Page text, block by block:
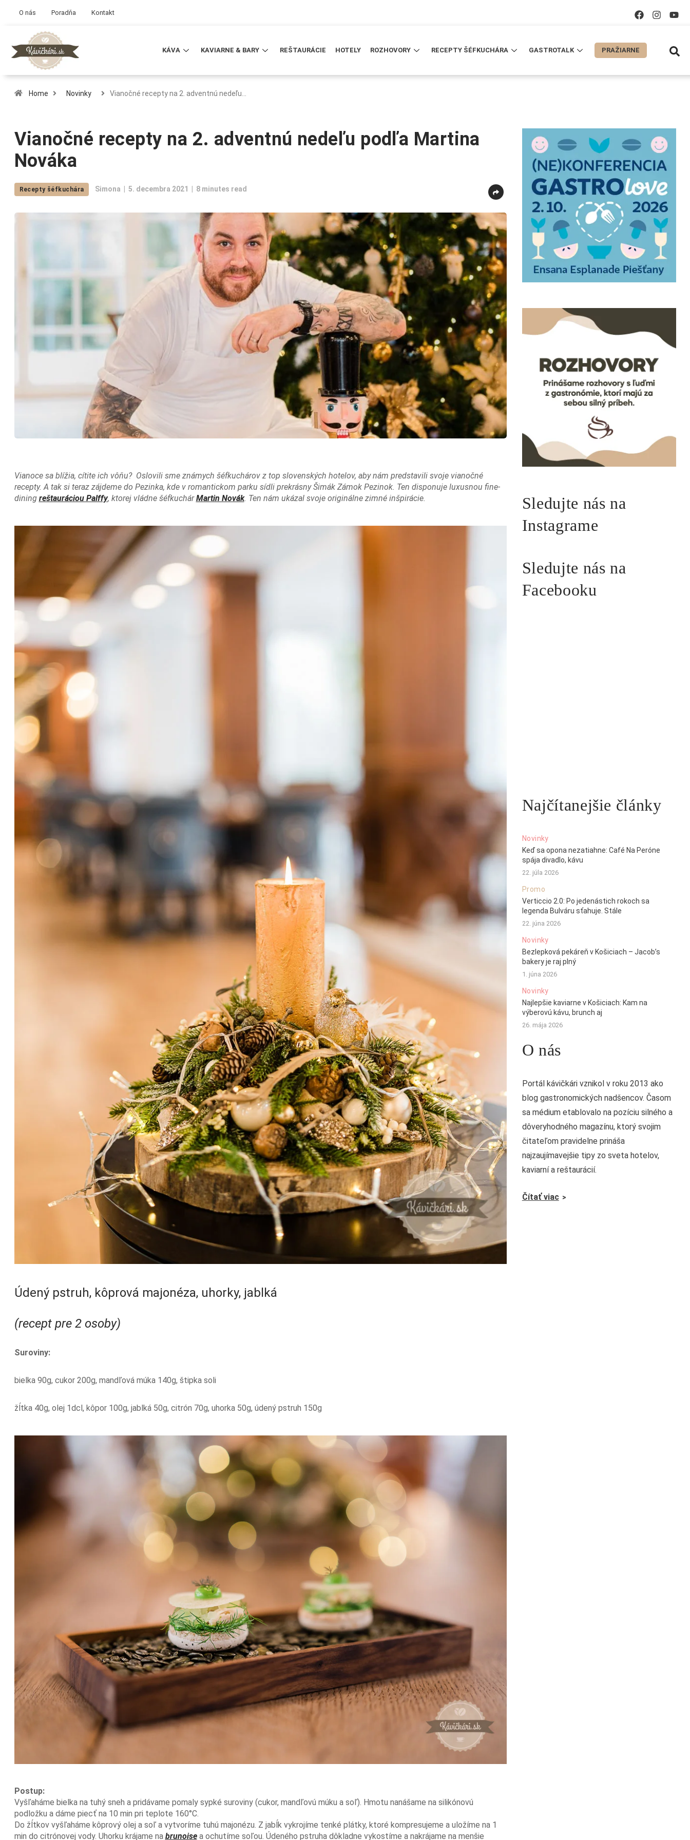
O nás Poradňa Kontakt
KÁVA KAVIARNE & BARY REŠTAURÁCIE HOTELY ROZHOVORY RECEPTY ŠÉFKUCHÁRA GASTROTALK PRAŽIARNE
Home Novinky Vianočné recepty na 2. adventnú nedeľu…
Vianočné recepty na 2. adventnú nedeľu podľa Martina
Nováka
Recepty šéfkuchára Simona 5. decembra 2021 8 minutes read
Vianoce sa blížia, cítite ich vôňu? Oslovili sme známych šéfkuchárov z top slovenských hotelov, aby nám predstavili svoje vianočné
recepty. A tak si teraz zájdeme do Pezinka, kde v romantickom parku sídli prekrásny Šimák Zámok Pezinok. Ten disponuje luxusnou fine-
dining reštauráciou Palffy, ktorej vládne šéfkuchárMartin Novák. Ten nám ukázal svoje originálne zimné inšpirácie.
Údený pstruh, kôprová majonéza, uhorky, jablká
(recept pre 2 osoby)
Suroviny:
bielka 90g, cukor 200g, mandľová múka 140g, štipka soli
žĺtka 40g, olej 1dcl, kôpor 100g, jablká 50g, citrón 70g, uhorka 50g, údený pstruh 150g
Postup:
Vyšľaháme bielka na tuhý sneh a pridávame pomaly sypké suroviny (cukor, mandľovú múku a soľ). Hmotu nanášame na silikónovú
podložku a dáme piecť na 10 min pri teplote 160°C.
Do žĺtkov vyšľaháme kôprový olej a soľ a vytvoríme tuhú majonézu. Z jabĺk vykrojíme tenké plátky, ktoré kompresujeme a uložíme na 1
min do citrónovej vody. Uhorku krájame na brunoisea ochutíme soľou. Údeného pstruha dôkladne vykostíme a nakrájame na menšie
Sledujte nás na
Instagrame
Sledujte nás na
Facebooku
Najčítanejšie články
Novinky
Keď sa opona nezatiahne: Café Na Peróne
spája divadlo, kávu
22. júla 2026
Promo
Verticcio 2.0: Po jedenástich rokoch sa
legenda Bulváru sťahuje. Stále
22. júna 2026
Novinky
Bezlepková pekáreň v Košiciach – Jacob’s
bakery je raj plný
1. júna 2026
Novinky
Najlepšie kaviarne v Košiciach: Kam na
výberovú kávu, brunch aj
26. mája 2026
O nás
Portál kávičkári vznikol v roku 2013 ako
blog gastronomických nadšencov. Časom
sa médium etablovalo na pozíciu silného a
dôveryhodného magazínu, ktorý svojim
čitateľom pravidelne prináša
najzaujímavejšie tipy zo sveta hotelov,
kaviarní a reštaurácií.
Čítať viac